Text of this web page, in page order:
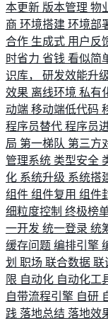
本更新 版本管理 物
商 环境搭建 环境部
合作 生成式 用户反
时省力 省钱 看似简
识库， 研发效能升
效果 离线环境 私有
动端 移动端低代码
程序员替代 程序员
局 第一梯队 第三方
管理系统 类型安全
化 系统升级 系统搭
组件 组件复用 组件
细粒度控制 终极榜
一开发 统一登录 统
缓存问题 编排引擎
划 职场 联合数据 联
限 自动化 自动化工
自带流程引擎 自研
践 落地总结 落地效